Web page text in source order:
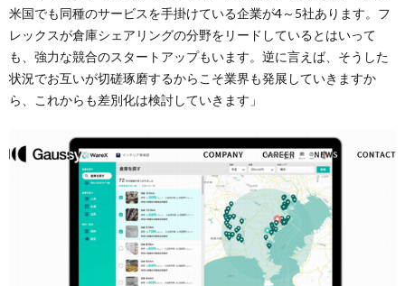
米国でも同種のサービスを手掛けている企業が4～5社あります。フ
レックスが倉庫シェアリングの分野をリードしているとはいって
も、強力な競合のスタートアップもいます。逆に言えば、そうした
状況でお互いが切磋琢磨するからこそ業界も発展していきますか
ら、これからも差別化は検討していきます」